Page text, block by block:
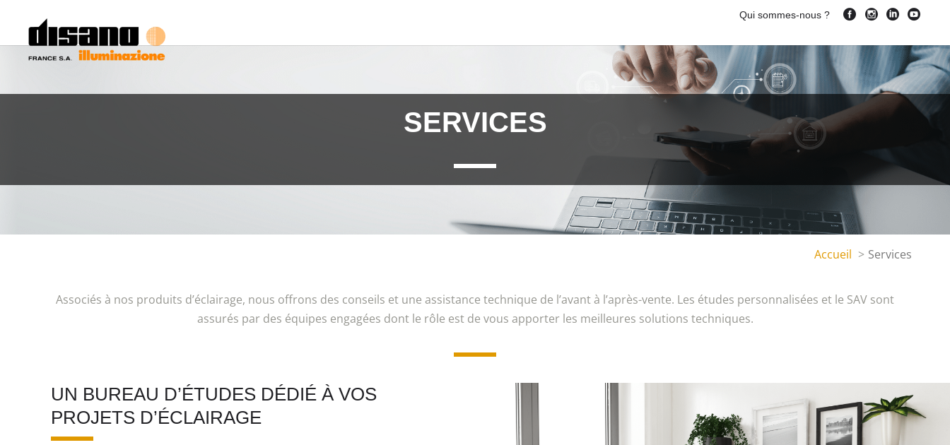
Qui sommes-nous ?
SERVICES
Accueil Services
Associés à nos produits d’éclairage, nous offrons des conseils et une assistance technique de l’avant à l’après-vente. Les études personnalisées et le SAV sont
assurés par des équipes engagées dont le rôle est de vous apporter les meilleures solutions techniques.
UN BUREAU D’ÉTUDES DÉDIÉ À VOS
PROJETS D’ÉCLAIRAGE